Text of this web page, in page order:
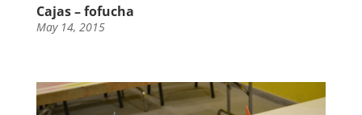
Cajas – fofucha
May 14, 2015